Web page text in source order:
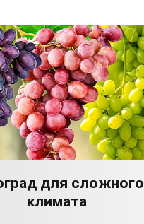
для сложного
климата